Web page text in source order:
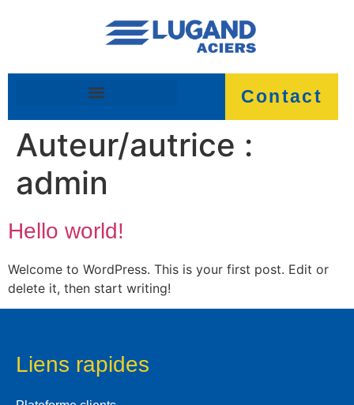
Contact
Auteur/autrice :
admin
Hello world!
Welcome to WordPress. This is your first post. Edit or
delete it, then start writing!
Liens rapides